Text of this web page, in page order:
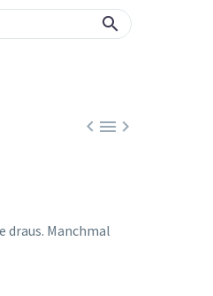

draus. Manchmal